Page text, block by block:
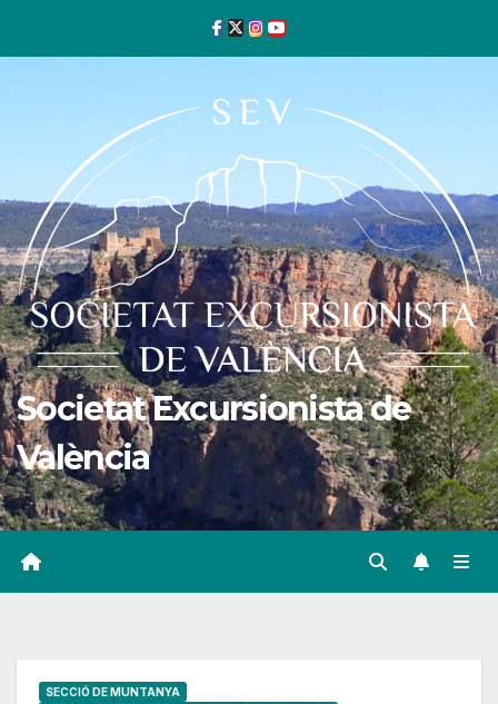
Societat Excursionista de
València
SECCIÓ DE MUNTANYA